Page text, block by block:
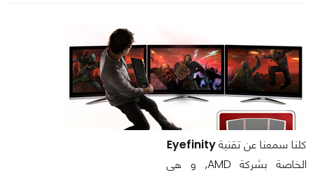
كلنا سمعنا عن تقنيةEyefinity
الخاصة بشركة AMD, و هى